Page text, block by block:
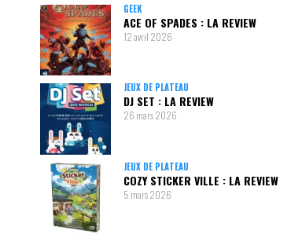
GEEK
ACE OF SPADES : LA REVIEW
12 avril 2026
JEUX DE PLATEAU
DJ SET : LA REVIEW
26 mars 2026
JEUX DE PLATEAU
COZY STICKER VILLE : LA REVIEW
5 mars 2026